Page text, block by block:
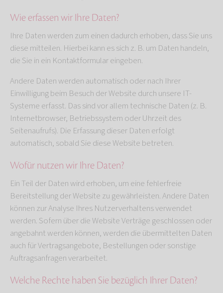
Wie erfassen wir Ihre Daten?
Ihre Daten werden zum einen dadurch erhoben, dass Sie uns
diese mitteilen. Hierbei kann es sich z. B. um Daten handeln,
die Sie in ein Kontaktformular eingeben.
Andere Daten werden automatisch oder nach Ihrer
Einwilligung beim Besuch der Website durch unsere IT-
Systeme erfasst. Das sind vor allem technische Daten (z. B.
Internetbrowser, Betriebssystem oder Uhrzeit des
Seitenaufrufs). Die Erfassung dieser Daten erfolgt
automatisch, sobald Sie diese Website betreten.
Wofür nutzen wir Ihre Daten?
Ein Teil der Daten wird erhoben, um eine fehlerfreie
Bereitstellung der Website zu gewährleisten. Andere Daten
können zur Analyse Ihres Nutzerverhaltens verwendet
werden. Sofern über die Website Verträge geschlossen oder
angebahnt werden können, werden die übermittelten Daten
auch für Vertragsangebote, Bestellungen oder sonstige
Auftragsanfragen verarbeitet.
Welche Rechte haben Sie bezüglich Ihrer Daten?